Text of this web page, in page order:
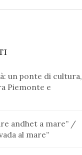
un ponte di cultura,
Piemonte e
andhet a mare” /
al mare”